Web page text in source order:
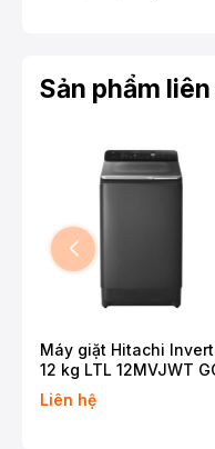
Sản phẩm
Máy giặt Hitachi
12 kg LTL 12MVJWT
Liên hệ